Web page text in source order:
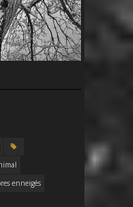
enneigés